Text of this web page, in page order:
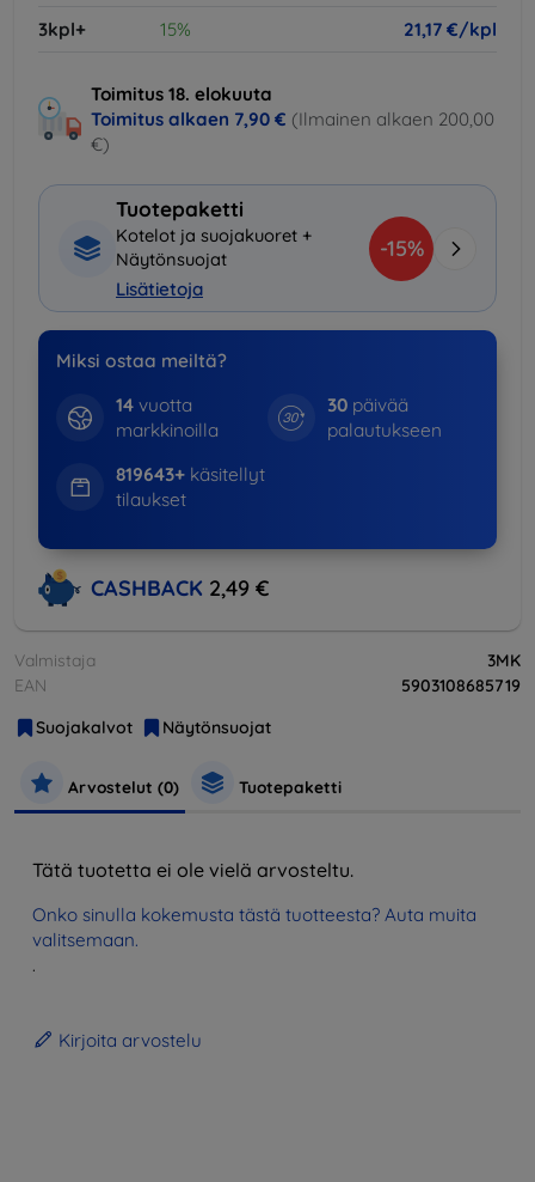
3kpl+ 15% 21,17 €/kpl
Toimitus 18. elokuuta
Toimitus alkaen 7,90 € (Ilmainen alkaen 200,00
€)
Tuotepaketti
Kotelot ja suojakuoret +
Näytönsuojat
Lisätietoja
-15%
Miksi ostaa meiltä?
14vuotta
markkinoilla
30 päivää
palautukseen
819643+käsitellyt
tilaukset
CASHBACK 2,49 €
Valmistaja
3MK
EAN
5903108685719
Suojakalvot
Näytönsuojat
Arvostelut (0) Tuotepaketti
Tätä tuotetta ei ole vielä arvosteltu.
Onko sinulla kokemusta tästä tuotteesta? Auta muita
valitsemaan.
.
Kirjoita arvostelu